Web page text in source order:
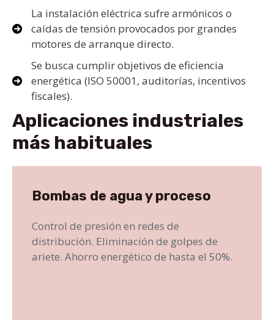
La instalación eléctrica sufre armónicos o
caídas de tensión provocados por grandes
motores de arranque directo.
Se busca cumplir objetivos de eficiencia
energética (ISO 50001, auditorías, incentivos
fiscales).
Aplicaciones industriales
más habituales
Bombas de agua y proceso
Control de presión en redes de
distribución. Eliminación de golpes de
ariete. Ahorro energético de hasta el 50%.